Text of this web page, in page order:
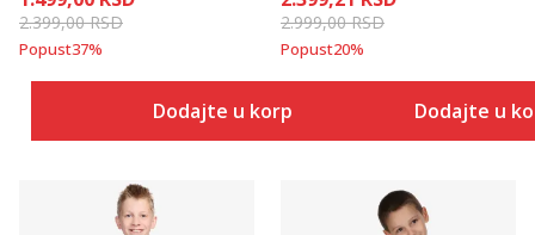
2.399,00RSD
Popust37%
Dodajte u korpu
2.999,00RSD
Popust20%
Dodajte u